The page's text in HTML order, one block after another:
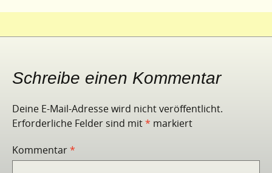
Schreibe einen Kommentar
Deine E-Mail-Adresse wird nicht veröffentlicht.
Erforderliche Felder sind mit* markiert
Kommentar*